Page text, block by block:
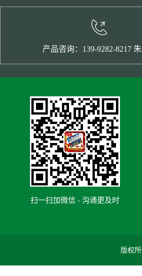
产品咨询：139-9282-8217
扫一扫加微信 - 沟通更及时
版权